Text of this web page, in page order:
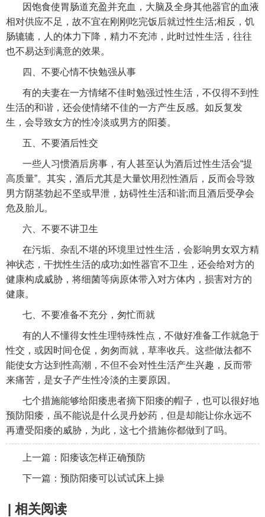
因饱食使胃肠道充盈并充血，大脑及全身其他器官的血液
相对供应不足，故不宜在刚刚吃完饭后就过性生活;相反，饥
肠辘辘，人的体力下降，精力不充沛，此时过性生活，往往
也不易达到满意的效果。
四、不要心情不快勉强从事
有的夫妻在一方情绪不佳时勉强过性生活，不仅得不到性
生活的和谐，还会使情绪不佳的一方产生反感。如反复发
生，会导致女方的性冷淡或男方的阳萎。
五、不要酒后性交
一些人习惯酒后房事，有人甚至认为酒后过性生活会“提
高质量”。其实，酒后尤其是大量饮用烈性酒后，反而会导致
男方阴茎勃起不坚或早泄，妨碍性生活和谐;而且酒后受孕会
危及胎儿。
六、不要不讲卫生
在污垢、杂乱不堪的环境里过性生活，会影响男女双方精
神状态，干扰性生活的成功;如性器官不卫生，还会给对方的
健康构成威胁，将细菌等病原体带入对方体内，损害对方的
健康。
七、不要准备不充分，匆忙而就
有的人不懂得女性生理特殊性点，不做好准备工作就急于
性交，或因时间仓促，匆匆而就，草率收兵。这些做法都不
能使女方达到性高潮，不但不会对性生活产生兴趣，反而带
来痛苦，是女子产生性冷淡的主要原因。
七个措施能够给阳痿患者摘下阳痿的帽子，也可以很好地
预防阳痿，虽不能说是什么灵丹妙药，但是却能让你永远不
再遭受阳痿的威胁，为此，这七个措施你都做到了吗。
上一篇： 阳痿该怎样正确预防
下一篇： 预防阳痿可以试试床上操
| 相关阅读